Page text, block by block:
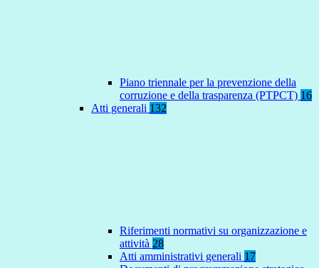
Piano triennale per la prevenzione della
corruzione e della trasparenza (PTPCT) 16
Atti generali 132
Riferimenti normativi su organizzazione e
attività 28
Atti amministrativi generali 17